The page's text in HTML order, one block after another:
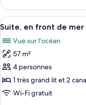
2
chambres
le
type
de
Suite
Panoramique,
chambres
Afficher
toutes
les
photos
pour
ce
type
11
Suite, en front de mer
Vue sur l’océan
57 m²
4 personnes
1 très grand lit et 2
Wi-Fi gratuit